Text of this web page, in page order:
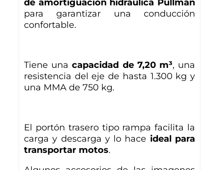
de amortiguación hidráulica Pullman
para garantizar una conducción
confortable.
Tiene unacapacidad de 7,20 m³, una
resistencia del eje de hasta 1.300 kg y
una MMA de 750 kg.
El portón trasero tipo rampa facilita la
carga y descarga y lo hace ideal para
transportar motos.